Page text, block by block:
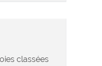
classées